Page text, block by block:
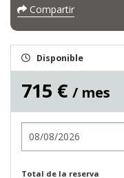
Compartir
Disponible
715 € / mes
Total de la reserva